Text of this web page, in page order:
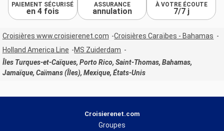
PAIEMENT SÉCURISÉ
en 4 fois
ASSURANCE
annulation
À VOTRE ÉCOUTE
7/7 j
Croisières www.croisierenet.com
Croisières Caraïbes - Bahamas
Holland America Line
MS Zuiderdam
Îles Turques-et-Caïques, Porto Rico, Saint-Thomas, Bahamas,
Jamaïque, Caïmans (Îles), Mexique, États-Unis
Croisierenet.com
Groupes